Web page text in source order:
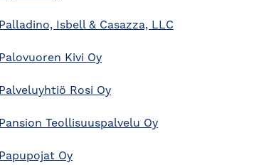
Palladino, Isbell & Casazza, LLC
Palovuoren Kivi Oy
Palveluyhtiö Rosi Oy
Pansion Teollisuuspalvelu Oy
Papupojat Oy